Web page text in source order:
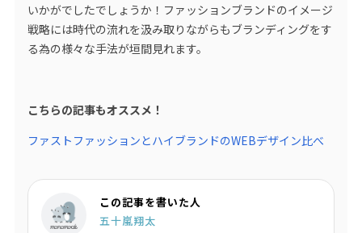
いかがでしたでしょうか！ファッションブランドのイメージ
戦略には時代の流れを汲み取りながらもブランディングをす
る為の様々な手法が垣間見れます。
こちらの記事もオススメ！
ファストファッションとハイブランドのWEBデザイン比べ
この記事を書いた人
五十嵐翔太